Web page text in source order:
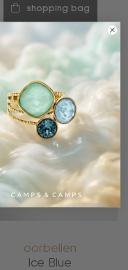
shopping bag
oorbellen
Ice Blue